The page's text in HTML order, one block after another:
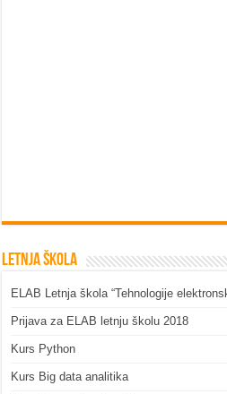
Letnja škola
ELAB Letnja škola “Tehnologije
Prijava za ELAB letnju školu 2018
Kurs Python
Kurs Big data analitika